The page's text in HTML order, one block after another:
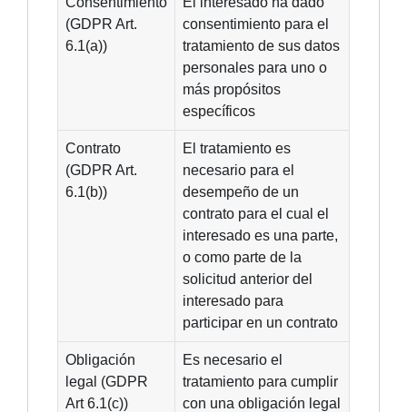
(GDPR Art.
6.1(a))
consentimiento para el
tratamiento de sus datos
personales para uno o
más propósitos
específicos
Contrato
(GDPR Art.
6.1(b))
El tratamiento es
necesario para el
desempeño de un
contrato para el cual el
interesado es una parte,
o como parte de la
solicitud anterior del
interesado para
participar en un contrato
Obligación
legal (GDPR
Art 6.1(c))
Es necesario el
tratamiento para cumplir
con una obligación legal